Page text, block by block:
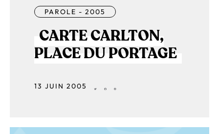
PAROLE - 2005
CARTE CARLTON,
PLACE DU PORTAGE
13 JUIN 2005